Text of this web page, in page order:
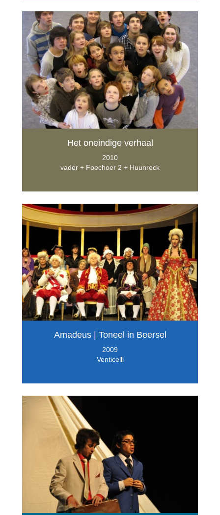
Het oneindige verhaal
2010
vader + Foechoer 2 + Huunreck
Amadeus | Toneel in Beersel
2009
Venticelli